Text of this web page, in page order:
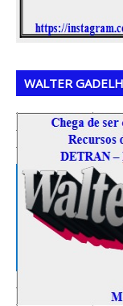
WALTER